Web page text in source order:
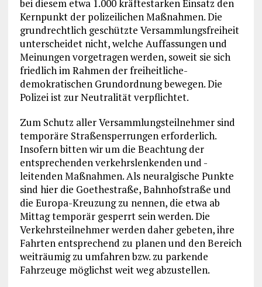
bei diesem etwa 1.000 kräftestarken Einsatz den
Kernpunkt der polizeilichen Maßnahmen. Die
grundrechtlich geschützte Versammlungsfreiheit
unterscheidet nicht, welche Auffassungen und
Meinungen vorgetragen werden, soweit sie sich
friedlich im Rahmen der freiheitliche-
demokratischen Grundordnung bewegen. Die
Polizei ist zur Neutralität verpflichtet.
Zum Schutz aller Versammlungsteilnehmer sind
temporäre Straßensperrungen erforderlich.
Insofern bitten wir um die Beachtung der
entsprechenden verkehrslenkenden und -
leitenden Maßnahmen. Als neuralgische Punkte
sind hier die Goethestraße, Bahnhofstraße und
die Europa-Kreuzung zu nennen, die etwa ab
Mittag temporär gesperrt sein werden. Die
Verkehrsteilnehmer werden daher gebeten, ihre
Fahrten entsprechend zu planen und den Bereich
weiträumig zu umfahren bzw. zu parkende
Fahrzeuge möglichst weit weg abzustellen.